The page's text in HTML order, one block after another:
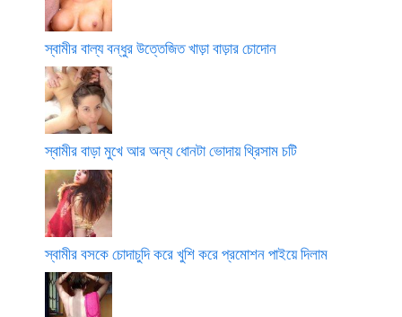
স্বামীর বাল্য বন্ধুর উত্তেজিত খাড়া বাড়ার চোদোন
স্বামীর বাড়া মুখে আর অন্য ধোনটা ভোদায় থ্রিসাম চটি
স্বামীর বসকে চোদাচুদি করে খুশি করে প্রমোশন পাইয়ে দিলাম